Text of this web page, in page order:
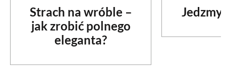
Strach na wróble –
jak zrobić polnego
eleganta?